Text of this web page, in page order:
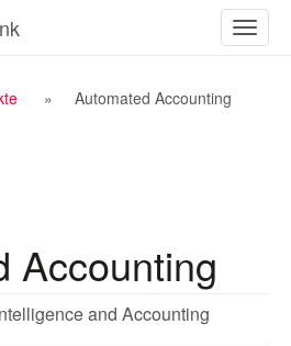
ein-/
Automated Accounting
Accounting
and Accounting